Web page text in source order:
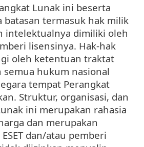
Lunak ini beserta
batasan termasuk hak milik
intelektualnya dimiliki oleh
lisensinya. Hak-hak
oleh ketentuan traktat
hukum nasional
tempat Perangkat
Struktur, organisasi, dan
ini merupakan rahasia
dan merupakan
dan/atau pemberi